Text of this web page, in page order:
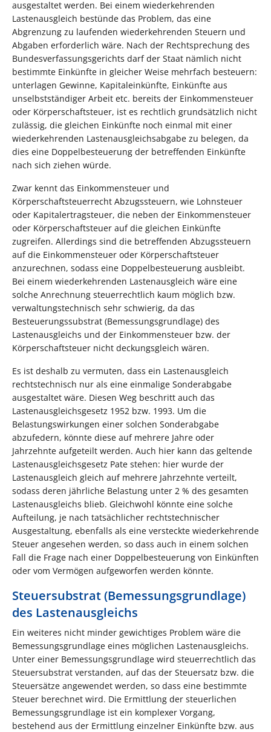
ausgestaltet werden. Bei einem wiederkehrenden
Lastenausgleich bestünde das Problem, das eine
Abgrenzung zu laufenden wiederkehrenden Steuern und
Abgaben erforderlich wäre. Nach der Rechtsprechung des
Bundesverfassungsgerichts darf der Staat nämlich nicht
bestimmte Einkünfte in gleicher Weise mehrfach besteuern:
unterlagen Gewinne, Kapitaleinkünfte, Einkünfte aus
unselbstständiger Arbeit etc. bereits der Einkommensteuer
oder Körperschaftsteuer, ist es rechtlich grundsätzlich nicht
zulässig, die gleichen Einkünfte noch einmal mit einer
wiederkehrenden Lastenausgleichsabgabe zu belegen, da
dies eine Doppelbesteuerung der betreffenden Einkünfte
nach sich ziehen würde.
Zwar kennt das Einkommensteuer und
Körperschaftsteuerrecht Abzugssteuern, wie Lohnsteuer
oder Kapitalertragsteuer, die neben der Einkommensteuer
oder Körperschaftsteuer auf die gleichen Einkünfte
zugreifen. Allerdings sind die betreffenden Abzugssteuern
auf die Einkommensteuer oder Körperschaftsteuer
anzurechnen, sodass eine Doppelbesteuerung ausbleibt.
Bei einem wiederkehrenden Lastenausgleich wäre eine
solche Anrechnung steuerrechtlich kaum möglich bzw.
verwaltungstechnisch sehr schwierig, da das
Besteuerungssubstrat (Bemessungsgrundlage) des
Lastenausgleichs und der Einkommensteuer bzw. der
Körperschaftsteuer nicht deckungsgleich wären.
Es ist deshalb zu vermuten, dass ein Lastenausgleich
rechtstechnisch nur als eine einmalige Sonderabgabe
ausgestaltet wäre. Diesen Weg beschritt auch das
Lastenausgleichsgesetz 1952 bzw. 1993. Um die
Belastungswirkungen einer solchen Sonderabgabe
abzufedern, könnte diese auf mehrere Jahre oder
Jahrzehnte aufgeteilt werden. Auch hier kann das geltende
Lastenausgleichsgesetz Pate stehen: hier wurde der
Lastenausgleich gleich auf mehrere Jahrzehnte verteilt,
sodass deren jährliche Belastung unter 2 % des gesamten
Lastenausgleichs blieb. Gleichwohl könnte eine solche
Aufteilung, je nach tatsächlicher rechtstechnischer
Ausgestaltung, ebenfalls als eine versteckte wiederkehrende
Steuer angesehen werden, so dass auch in einem solchen
Fall die Frage nach einer Doppelbesteuerung von Einkünften
oder vom Vermögen aufgeworfen werden könnte.
Steuersubstrat (Bemessungsgrundlage)
des Lastenausgleichs
Ein weiteres nicht minder gewichtiges Problem wäre die
Bemessungsgrundlage eines möglichen Lastenausgleichs.
Unter einer Bemessungsgrundlage wird steuerrechtlich das
Steuersubstrat verstanden, auf das der Steuersatz bzw. die
Steuersätze angewendet werden, so dass eine bestimmte
Steuer berechnet wird. Die Ermittlung der steuerlichen
Bemessungsgrundlage ist ein komplexer Vorgang,
bestehend aus der Ermittlung einzelner Einkünfte bzw. aus